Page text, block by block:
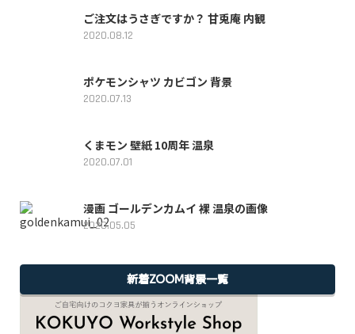
ご注文はうさぎですか？ 甘兎庵 内観
2020.08.12
ポケモンシャツ カビゴン 背景
2020.07.13
くまモン 壁紙 10周年 温泉
2020.07.01
漫画 ゴールデンカムイ 裸 温泉の画像
2020.05.05
新着ZOOM背景一覧